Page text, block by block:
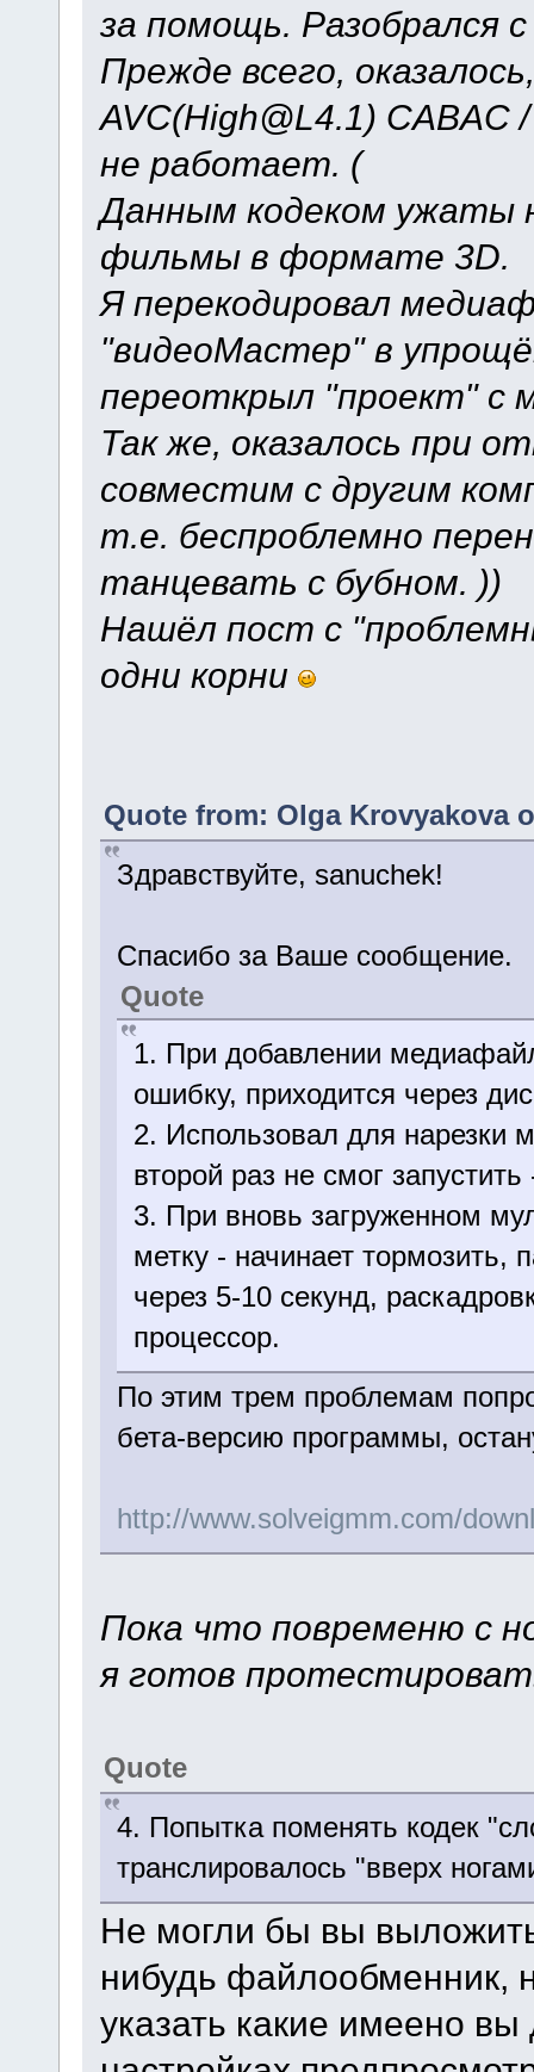
за помощь. Разобрался
Прежде всего,
AVC(High@L4.1) CABAC
не работает. (
Данным кодеком ужаты
фильмы в формате 3D.
Я перекодировал
"видеоМастер" в
переоткрыл "проект" с
Так же, оказалось при
совместим с другим
т.е. беспроблемно
танцевать с бубном. ))
Нашёл пост с
одни корни
Quote from: Olga Krovyakova
Здравствуйте, sanuchek!
Спасибо за Ваше сообщение.
Quote
1. При добавлении
ошибку, приходится через
2. Использовал для нарезки
второй раз не смог
3. При вновь загруженном
метку - начинает тормозить,
через 5-10 секунд,
процессор.
По этим трем проблемам
бета-версию программы,
http://www.solveigmm.com/
Пока что повременю с
я готов
Quote
4. Попытка поменять кодек
транслировалось "вверх
Не могли бы вы
нибудь файлообменник,
указать какие имеено